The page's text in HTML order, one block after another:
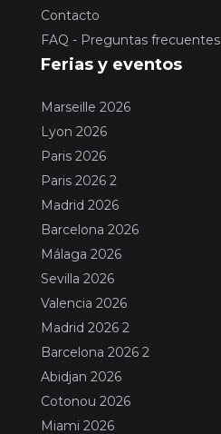
Contacto
FAQ - Preguntas frecuentes
Ferias y eventos
Marseille 2026
Lyon 2026
Paris 2026
Paris 2026 2
Madrid 2026
Barcelona 2026
Málaga 2026
Sevilla 2026
Valencia 2026
Madrid 2026 2
Barcelona 2026 2
Abidjan 2026
Cotonou 2026
Miami 2026